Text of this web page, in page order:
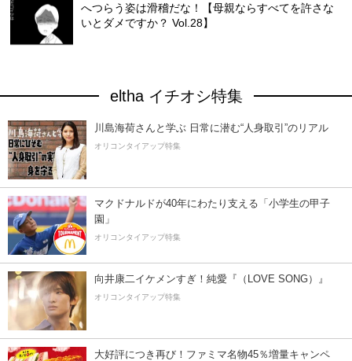
へつらう姿は滑稽だな！【母親ならすべてを許さな
いとダメですか？ Vol.28】
eltha イチオシ特集
川島海荷さんと学ぶ 日常に潜む“人身取引”のリアル
オリコンタイアップ特集
マクドナルドが40年にわたり支える「小学生の甲子
園」
オリコンタイアップ特集
向井康二イケメンすぎ！純愛『（LOVE SONG）』
オリコンタイアップ特集
大好評につき再び！ファミマ名物45％増量キャンペ